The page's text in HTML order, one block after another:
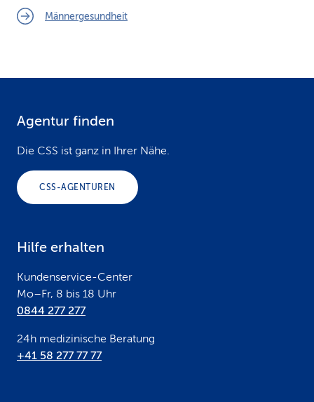
Männergesundheit
Agentur finden
Die CSS ist ganz in Ihrer Nähe.
CSS-AGENTUREN
Hilfe erhalten
Kundenservice-Center
Mo–Fr, 8 bis 18 Uhr
0844 277 277
24h medizinische Beratung
+41 58 277 77 77